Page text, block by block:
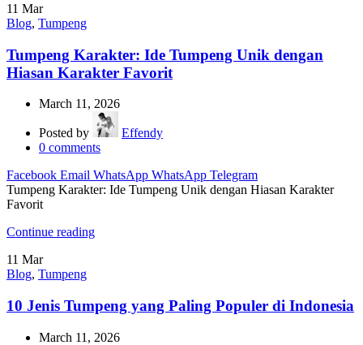
11 Mar
Blog, Tumpeng
Tumpeng Karakter: Ide Tumpeng Unik dengan
Hiasan Karakter Favorit
March 11, 2026
Posted by
Effendy
0 comments
Facebook Email WhatsApp WhatsApp Telegram
Tumpeng Karakter: Ide Tumpeng Unik dengan Hiasan Karakter
Favorit
Continue reading
11 Mar
Blog, Tumpeng
10 Jenis Tumpeng yang Paling Populer di Indonesia
March 11, 2026